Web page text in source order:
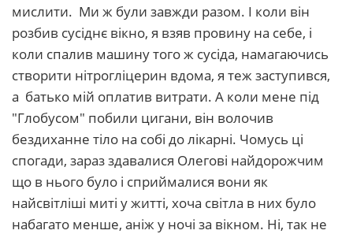
мислити. Ми ж були завжди разом. І коли він
розбив сусіднє вікно, я взяв провину на себе, і
коли спалив машину того ж сусіда, намагаючись
створити нітрогліцерин вдома, я теж заступився,
а батько мій оплатив витрати. А коли мене під
"Глобусом" побили цигани, він волочив
бездиханне тіло на собі до лікарні. Чомусь ці
спогади, зараз здавалися Олегові найдорожчим
що в нього було і сприймалися вони як
найсвітліші миті у житті, хоча світла в них було
набагато менше, аніж у ночі за вікном. Ні, так не